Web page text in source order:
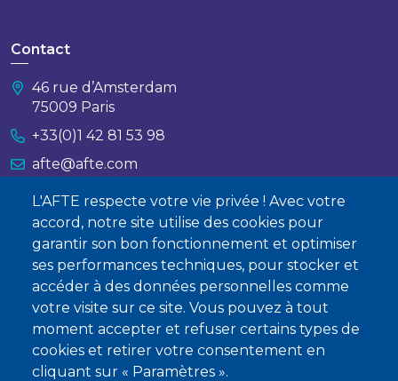
L'AFTE respecte votre vie privée ! Avec votre
accord, notre site utilise des cookies pour
garantir son bon fonctionnement et optimiser
ses performances techniques, pour stocker et
accéder à des données personnelles comme
votre visite sur ce site. Vous pouvez à tout
moment accepter et refuser certains types de
cookies et retirer votre consentement en
cliquant sur « Paramètres ».
Contact
46 rue d’Amsterdam
75009 Paris
+33(0)1 42 81 53 98
afte@afte.com
Nous contacter
À propos
Qui sommes-nous ?
Devenir membre